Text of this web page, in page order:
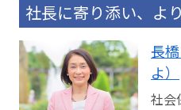
社長に寄り添い、よ
長
よ）
社会